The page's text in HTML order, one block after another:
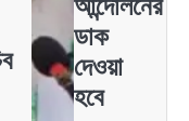
আন্দোলনের
ডাক
দেওয়া
হবে